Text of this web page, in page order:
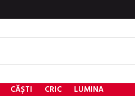
CĂȘTI CRIC
LUMINA